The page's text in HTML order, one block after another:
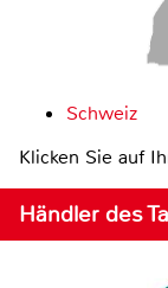
Schweiz
Klicken Sie auf
Händler des